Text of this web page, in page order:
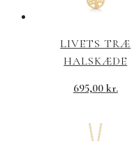
LIVETS TRÆ
HALSKÆDE
695,00 kr.